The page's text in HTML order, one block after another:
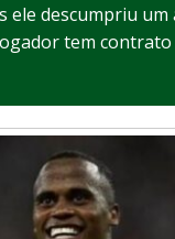
ele descumpriu
tem